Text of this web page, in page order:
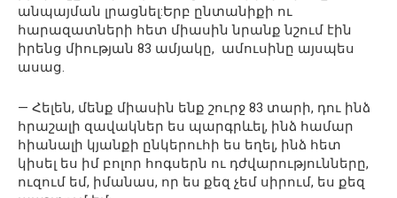
անպայման լրացնել:Երբ ընտանիքի ու
հարազատների հետ միասին նրանք նշում էին
իրենց միության 83 ամյակը, ամուսինը այսպես
ասաց.
— Հելեն, մենք միասին ենք շուրջ 83 տարի, դու ինձ
հրաշալի զավակներ ես պարգրևել, ինձ համար
հիանալի կյանքի ընկերուհի ես եղել, ինձ հետ
կիսել ես իմ բոլոր հոգսերն ու դժվարությունները,
ուզում եմ, իմանաս, որ ես քեզ չեմ սիրում, ես քեզ